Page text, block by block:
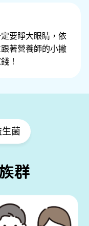
要睜大眼睛，依
著營養師的小撇
！
菌
群